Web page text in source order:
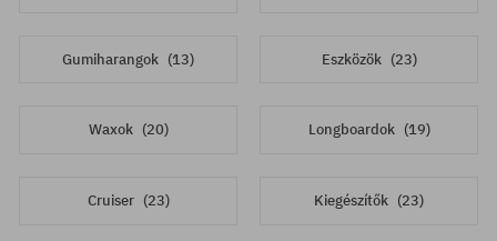
Gumiharangok (13) Eszközök (23)
Waxok (20) Longboardok (19)
Cruiser (23) Kiegészítők (23)